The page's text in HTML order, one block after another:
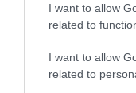
I want to allow
related to
I want to allow
related to